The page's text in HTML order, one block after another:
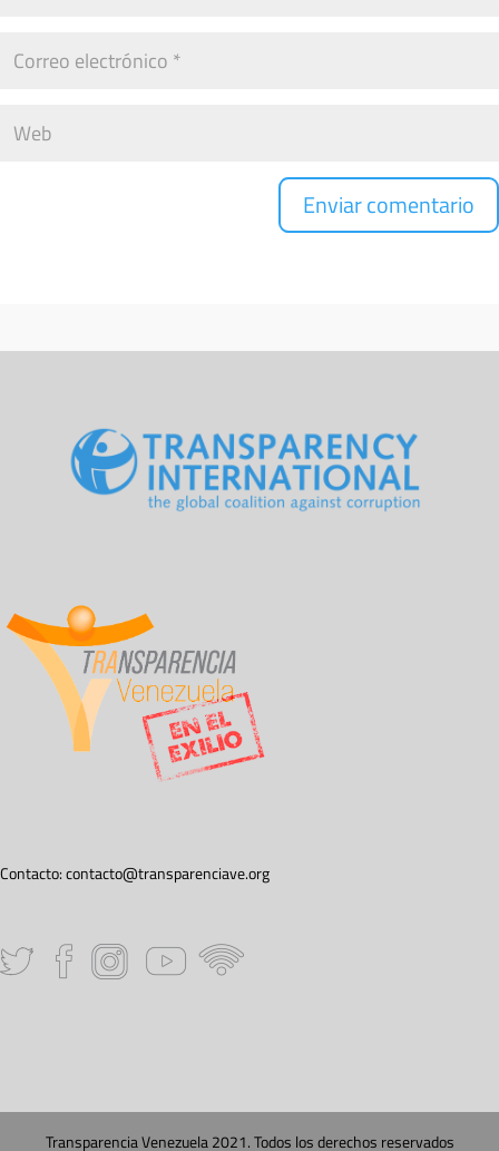
Contacto:contacto@transparenciave.org
Transparencia Venezuela 2021. Todos los derechos reservados